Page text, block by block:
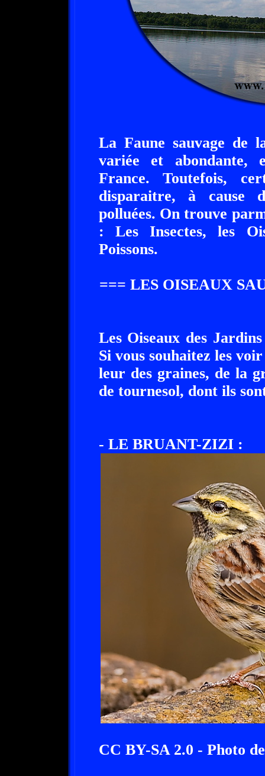
La Faune sauvage de
variée et abondante,
France. Toutefois,
disparaitre, à cause
polluées. On trouve
: Les Insectes, les
Poissons.
=== LES OISEAUX
Les Oiseaux des
Si vous souhaitez les
leur des graines, de la
de tournesol, dont ils
- LE BRUANT-ZIZI :
CC BY-SA 2.0 - Photo